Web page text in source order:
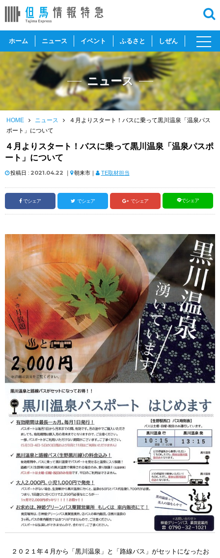
ホーム ニュース イベント ふるさと しぜん
toggle
ニュース
HOME ニュース
４月よりスタート！バスに乗って黒川温泉「温泉パス
ポート」について
４月よりスタート！バスに乗って黒川温泉「温泉パスポ
ート」について
投稿日 : 2021.04.22 ｜ 朝来市｜ TE取材担当
でシェア でシェア でシェア でシェア
２０２１年４月から「黒川温泉」と「路線バス」がセットになったお